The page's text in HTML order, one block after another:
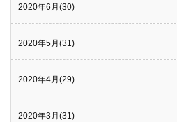
2020年6月(30)
2020年5月(31)
2020年4月(29)
2020年3月(31)